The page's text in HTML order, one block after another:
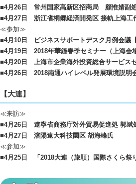
■4月26日 常州国家高新区招商局 顧惟婧副
■4月27日 浙江省桐郷経済開発区 接軌上海工
≪参加≫
■4月10日 ビジネスサポートデスク月例会議【
■4月19日 2018年華鐘春季セミナー（上海会場
■4月20日 上海市企業海外投資総合サービス
■4月26日 2018南通ハイレベル発展環境説明
【大連】
≪来訪≫
■4月26日 遼寧省商務庁対外貿易促進処 郭斌
■4月27日 瀋陽遠大科技園区 胡海峰氏
≪参加≫
■4月25日 「2018大連（旅順）国際さくら祭